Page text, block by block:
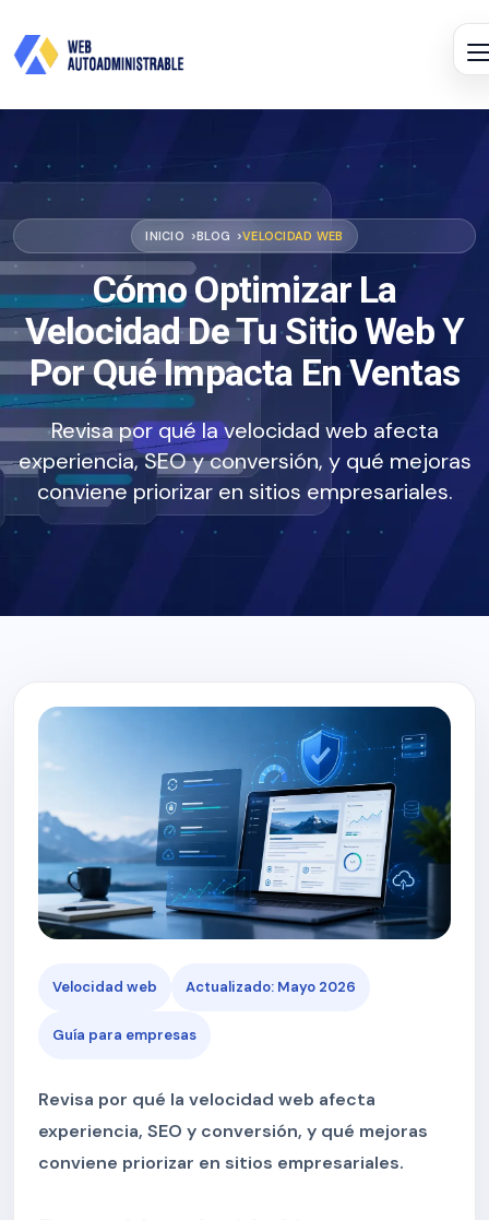
INICIO BLOG VELOCIDAD WEB
Cómo Optimizar La
Velocidad De Tu Sitio Web Y
Por Qué Impacta En Ventas
Revisa por qué la velocidad web afecta
experiencia, SEO y conversión, y qué mejoras
conviene priorizar en sitios empresariales.
Velocidad web Actualizado: Mayo 2026
Guía para empresas
Revisa por qué la velocidad web afecta
experiencia, SEO y conversión, y qué mejoras
conviene priorizar en sitios empresariales.